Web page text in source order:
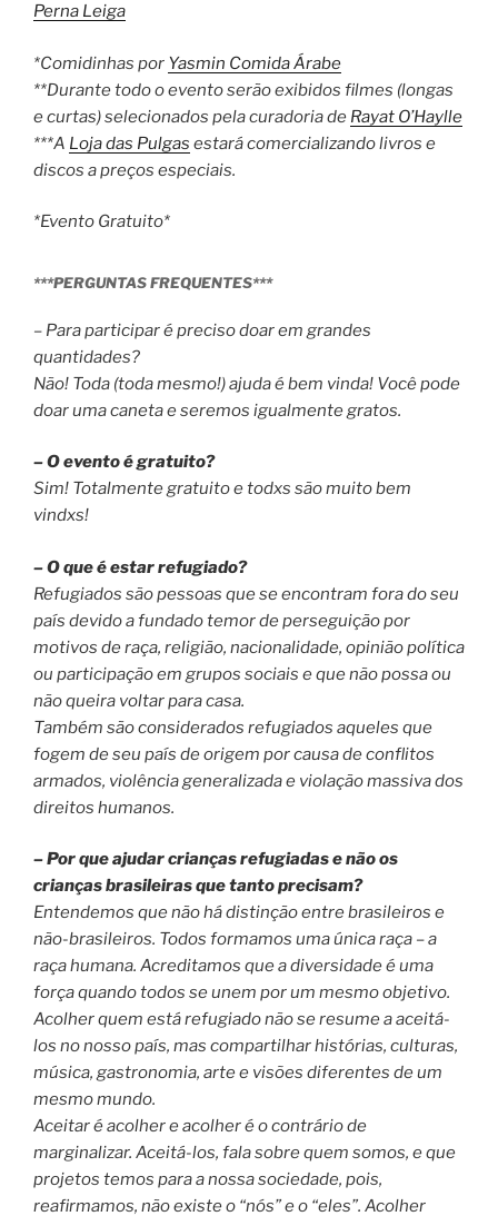
Perna Leiga
*Comidinhas por Yasmin Comida Árabe
**Durante todo o evento serão exibidos filmes (longas
e curtas) selecionados pela curadoria de Rayat O’Haylle
***A Loja das Pulgas estará comercializando livros e
discos a preços especiais.
*Evento Gratuito*
***PERGUNTAS FREQUENTES***
– Para participar é preciso doar em grandes
quantidades?
Não! Toda (toda mesmo!) ajuda é bem vinda! Você pode
doar uma caneta e seremos igualmente gratos.
– O evento é gratuito?
Sim! Totalmente gratuito e todxs são muito bem
vindxs!
– O que é estar refugiado?
Refugiados são pessoas que se encontram fora do seu
país devido a fundado temor de perseguição por
motivos de raça, religião, nacionalidade, opinião política
ou participação em grupos sociais e que não possa ou
não queira voltar para casa.
Também são considerados refugiados aqueles que
fogem de seu país de origem por causa de conflitos
armados, violência generalizada e violação massiva dos
direitos humanos.
– Por que ajudar crianças refugiadas e não os
crianças brasileiras que tanto precisam?
Entendemos que não há distinção entre brasileiros e
não-brasileiros. Todos formamos uma única raça – a
raça humana. Acreditamos que a diversidade é uma
força quando todos se unem por um mesmo objetivo.
Acolher quem está refugiado não se resume a aceitá-
los no nosso país, mas compartilhar histórias, culturas,
música, gastronomia, arte e visões diferentes de um
mesmo mundo.
Aceitar é acolher e acolher é o contrário de
marginalizar. Aceitá-los, fala sobre quem somos, e que
projetos temos para a nossa sociedade, pois,
reafirmamos, não existe o “nós” e o “eles”. Acolher